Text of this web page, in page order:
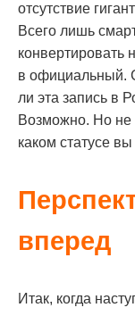
отсутствие
Всего лишь
конвертировать
в официальный.
ли эта запись в
Возможно. Но не
каком статусе
вперед
Итак, когда